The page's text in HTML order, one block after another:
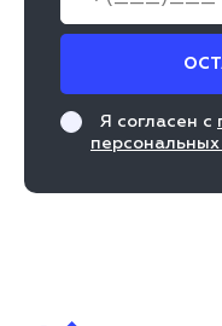
Я согласен с